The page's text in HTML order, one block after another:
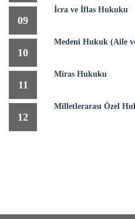
09
İcra ve İflas Hukuku
10
Medeni Hukuk (Aile
11
Miras Hukuku
12
Milletlerarası Özel